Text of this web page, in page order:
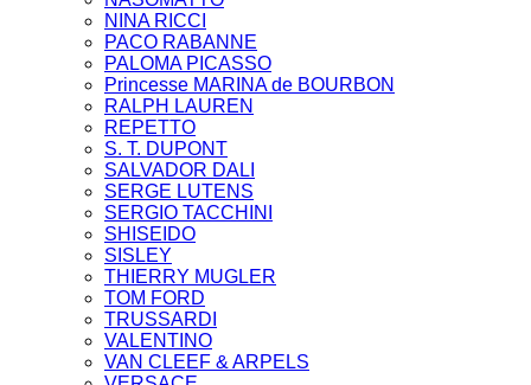
NINA RICCI
PACO RABANNE
PALOMA PICASSO
Princesse MARINA de BOURBON
RALPH LAUREN
REPETTO
S. T. DUPONT
SALVADOR DALI
SERGE LUTENS
SERGIO TACCHINI
SHISEIDO
SISLEY
THIERRY MUGLER
TOM FORD
TRUSSARDI
VALENTINO
VAN CLEEF & ARPELS